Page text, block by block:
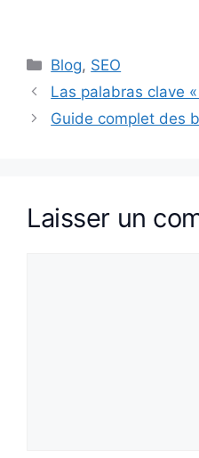
Catégories
Blog, SEO
Las palabras clave
Guide complet des
Laisser un